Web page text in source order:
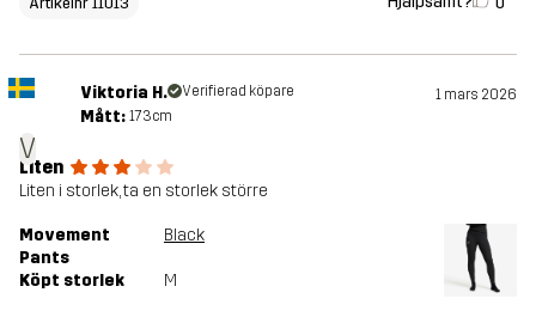
V
Viktoria H. Verifierad köpare 1 mars 2026
Mått: 173cm
Liten
Liten i storlek, ta en storlek större
Movement
Pants
Black
Köpt storlek M